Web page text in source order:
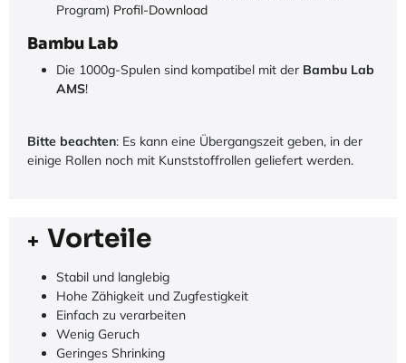
Program) Profil-Download
Bambu Lab
Die 1000g-Spulen sind kompatibel mit der Bambu Lab
AMS!
Bitte beachten: Es kann eine Übergangszeit geben, in der
einige Rollen noch mit Kunststoffrollen geliefert werden.
Vorteile
Stabil und langlebig
Hohe Zähigkeit und Zugfestigkeit
Einfach zu verarbeiten
Wenig Geruch
Geringes Shrinking